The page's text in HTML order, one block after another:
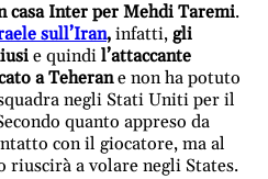
casa Inter per Mehdi Taremi.
sull’Iran, infatti, gli
e quindi l’attaccante
a Teherane non ha potuto
negli Stati Uniti per il
quanto appreso da
con il giocatore, ma al
riuscirà a volare negli States.